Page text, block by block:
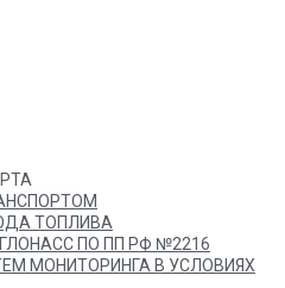
ТОПЛИВА
ПО ПП РФ №2216
МОНИТОРИНГА В УСЛОВИЯХ